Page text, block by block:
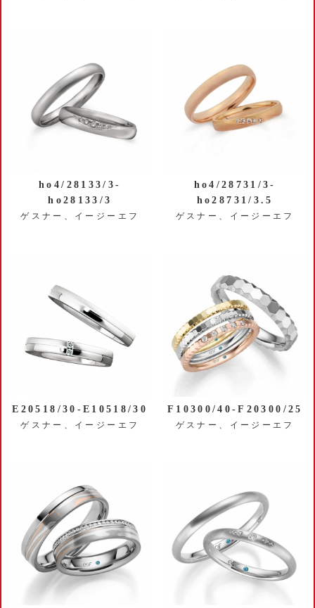
ho4/28133/3-
ho28133/3
ゲスナー、イージーエフ
ho4/28731/3-
ho28731/3.5
ゲスナー、イージーエフ
E20518/30-E10518/30
ゲスナー、イージーエフ
F10300/40-F20300/25
ゲスナー、イージーエフ